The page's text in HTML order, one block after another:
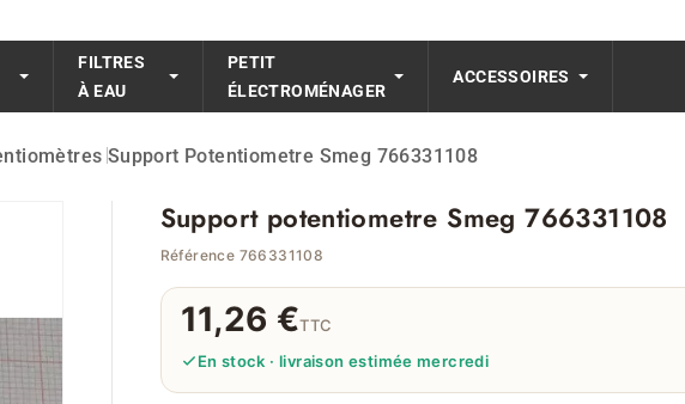
FILTRES
À EAU
PETIT
ÉLECTROMÉNAGER
ACCESSOIRES
Support Potentiometre Smeg 766331108
Support potentiometre Smeg 766331108
Référence 766331108
11,26 €TTC
En stock · livraison estimée mercredi